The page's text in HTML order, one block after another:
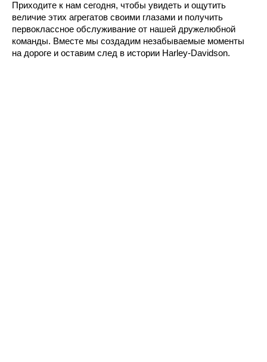
Приходите к нам сегодня, чтобы увидеть и ощутить
величие этих агрегатов своими глазами и получить
первоклассное обслуживание от нашей дружелюбной
команды. Вместе мы создадим незабываемые моменты
на дороге и оставим след в истории Harley-Davidson.